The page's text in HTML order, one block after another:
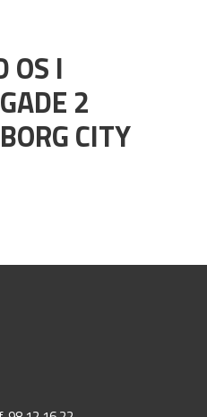
OS I
2
CITY